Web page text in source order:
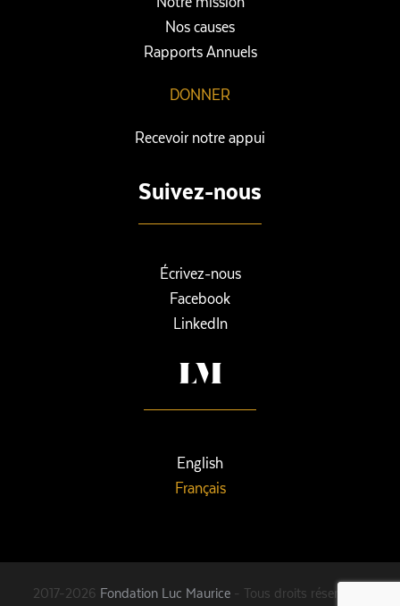
Nos causes
Rapports Annuels
DONNER
Recevoir notre appui
Suivez-nous
Écrivez-nous
Facebook
LinkedIn
English
Français
2017-2026 Fondation Luc Maurice - Tous droits réservés -